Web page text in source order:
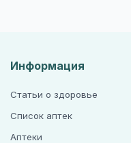
Информация
Статьи о здоровье
Список аптек
Аптеки